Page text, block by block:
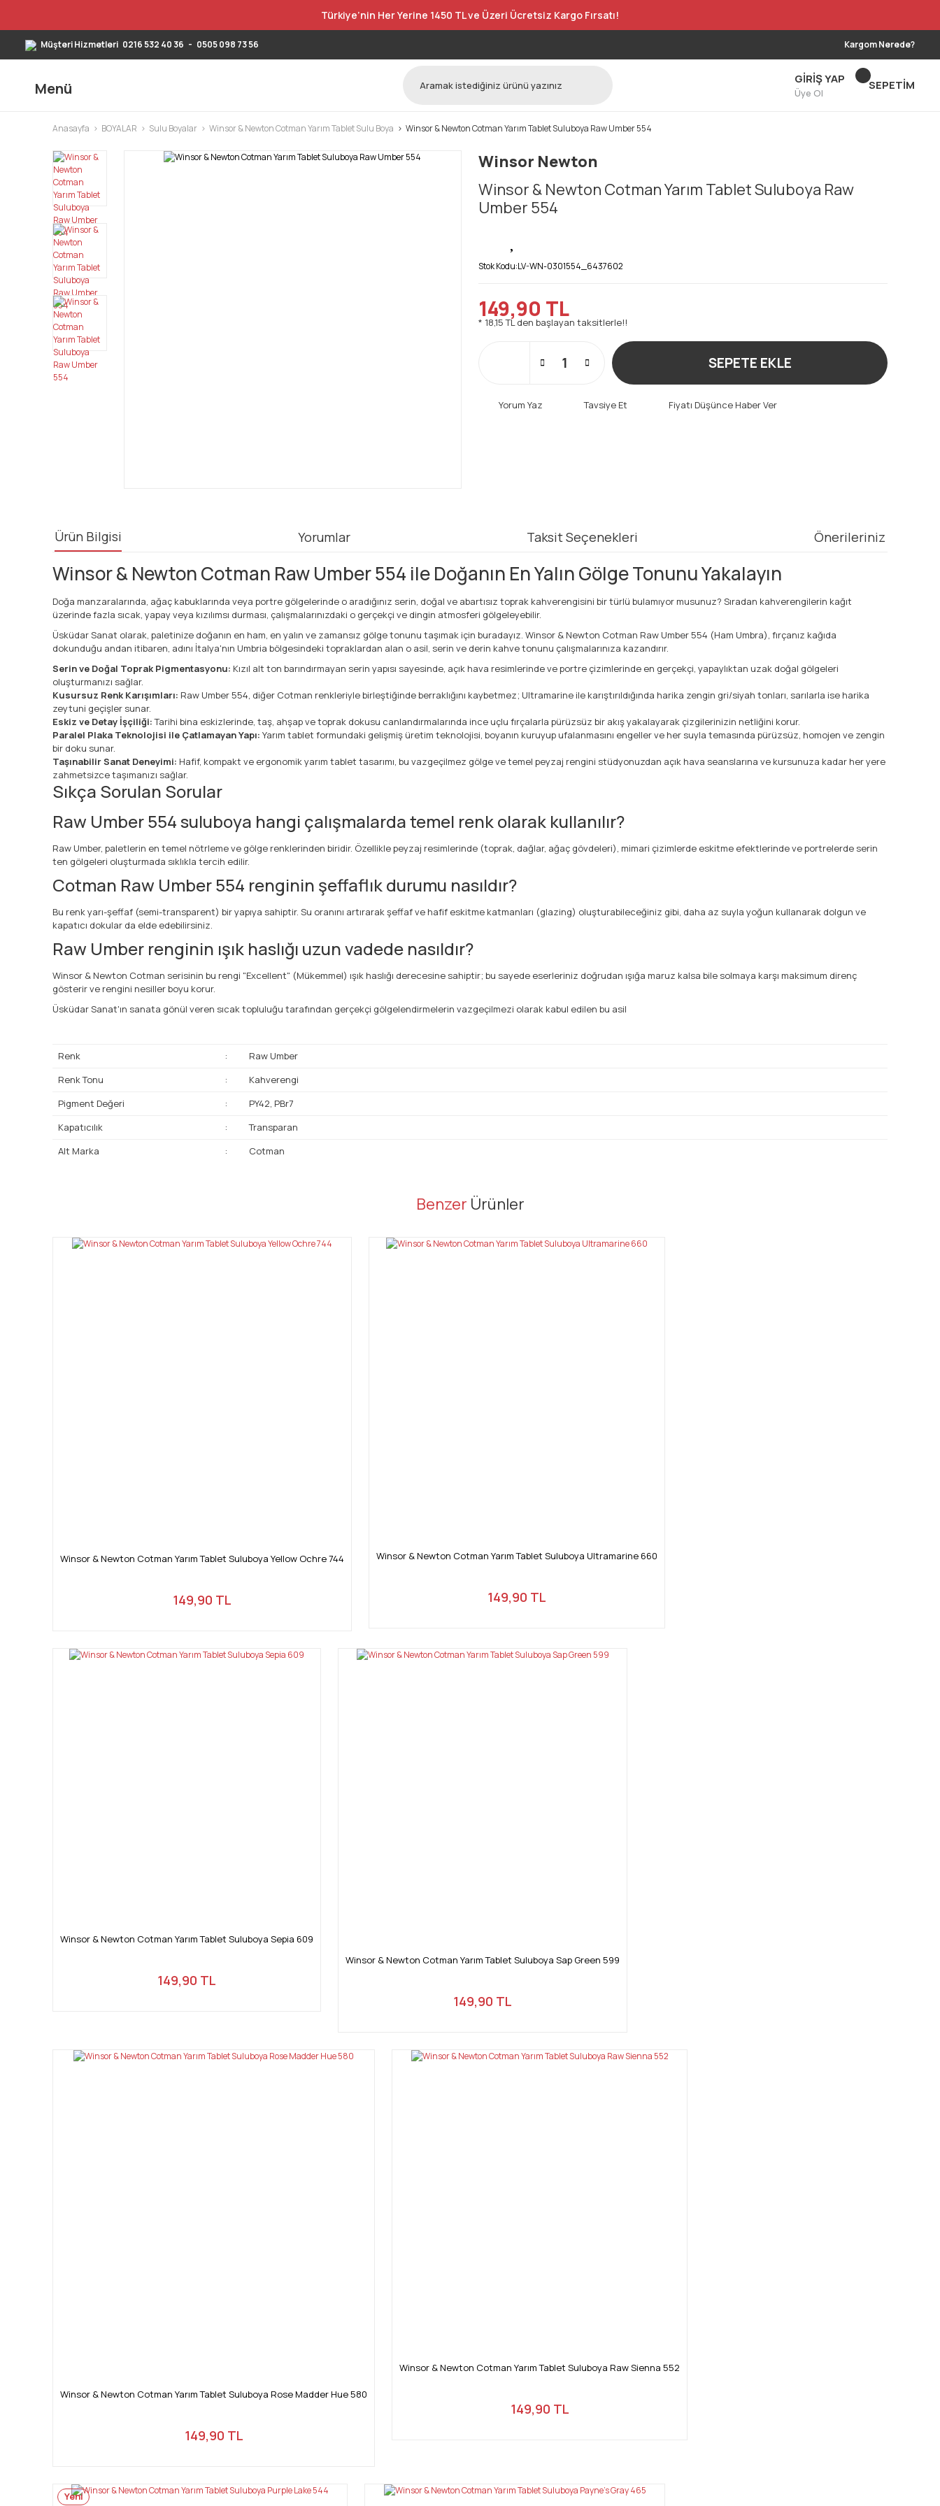
Türkiye’nin Her Yerine 1450 TL ve Üzeri Ücretsiz Kargo Fırsatı!
Müşteri Hizmetleri 0216 532 40 36 - 0505 098 73 56 Kargom Nerede?
Menü
GİRİŞ YAP
Üye Ol
SEPETİM
Anasayfa BOYALAR Sulu Boyalar Winsor & Newton Cotman Yarım Tablet Sulu Boya Winsor & Newton Cotman Yarım Tablet Suluboya Raw Umber 554
Winsor Newton
Winsor & Newton Cotman Yarım Tablet Suluboya Raw
Umber 554
Stok Kodu:LV-WN-0301554_6437602
149,90 TL
* 18,15 TL den başlayan taksitlerle!!
SEPETE EKLE
Yorum Yaz Tavsiye Et Fiyatı Düşünce Haber Ver
Ürün Bilgisi Yorumlar Taksit Seçenekleri Önerileriniz
Winsor & Newton Cotman Raw Umber 554 ile Doğanın En Yalın Gölge Tonunu Yakalayın
Doğa manzaralarında, ağaç kabuklarında veya portre gölgelerinde o aradığınız serin, doğal ve abartısız toprak kahverengisini bir türlü bulamıyor musunuz? Sıradan kahverengilerin kağıt
üzerinde fazla sıcak, yapay veya kızılımsı durması, çalışmalarınızdaki o gerçekçi ve dingin atmosferi gölgeleyebilir.
Üsküdar Sanat olarak, paletinize doğanın en ham, en yalın ve zamansız gölge tonunu taşımak için buradayız. Winsor & Newton Cotman Raw Umber 554 (Ham Umbra), fırçanız kağıda
dokunduğu andan itibaren, adını İtalya'nın Umbria bölgesindeki topraklardan alan o asil, serin ve derin kahve tonunu çalışmalarınıza kazandırır.
Serin ve Doğal Toprak Pigmentasyonu: Kızıl alt ton barındırmayan serin yapısı sayesinde, açık hava resimlerinde ve portre çizimlerinde en gerçekçi, yapaylıktan uzak doğal gölgeleri
oluşturmanızı sağlar.
Kusursuz Renk Karışımları: Raw Umber 554, diğer Cotman renkleriyle birleştiğinde berraklığını kaybetmez; Ultramarine ile karıştırıldığında harika zengin gri/siyah tonları, sarılarla ise harika
zeytuni geçişler sunar.
Eskiz ve Detay İşçiliği:Tarihi bina eskizlerinde, taş, ahşap ve toprak dokusu canlandırmalarında ince uçlu fırçalarla pürüzsüz bir akış yakalayarak çizgilerinizin netliğini korur.
Paralel Plaka Teknolojisi ile Çatlamayan Yapı: Yarım tablet formundaki gelişmiş üretim teknolojisi, boyanın kuruyup ufalanmasını engeller ve her suyla temasında pürüzsüz, homojen ve zengin
bir doku sunar.
Taşınabilir Sanat Deneyimi: Hafif, kompakt ve ergonomik yarım tablet tasarımı, bu vazgeçilmez gölge ve temel peyzaj rengini stüdyonuzdan açık hava seanslarına ve kursunuza kadar her yere
zahmetsizce taşımanızı sağlar.
Sıkça Sorulan Sorular
Raw Umber 554 suluboya hangi çalışmalarda temel renk olarak kullanılır?
Raw Umber, paletlerin en temel nötrleme ve gölge renklerinden biridir. Özellikle peyzaj resimlerinde (toprak, dağlar, ağaç gövdeleri), mimari çizimlerde eskitme efektlerinde ve portrelerde serin
ten gölgeleri oluşturmada sıklıkla tercih edilir.
Cotman Raw Umber 554 renginin şeffaflık durumu nasıldır?
Bu renk yarı-şeffaf (semi-transparent) bir yapıya sahiptir. Su oranını artırarak şeffaf ve hafif eskitme katmanları (glazing) oluşturabileceğiniz gibi, daha az suyla yoğun kullanarak dolgun ve
kapatıcı dokular da elde edebilirsiniz.
Raw Umber renginin ışık haslığı uzun vadede nasıldır?
Winsor & Newton Cotman serisinin bu rengi "Excellent" (Mükemmel) ışık haslığı derecesine sahiptir; bu sayede eserleriniz doğrudan ışığa maruz kalsa bile solmaya karşı maksimum direnç
gösterir ve rengini nesiller boyu korur.
Üsküdar Sanat'ın sanata gönül veren sıcak topluluğu tarafından gerçekçi gölgelendirmelerin vazgeçilmezi olarak kabul edilen bu asil
Renk :
Raw Umber
Renk Tonu
:
Kahverengi
Pigment Değeri
:
PY42, PBr7
Kapatıcılık
:
Transparan
Alt Marka
: Cotman
Bu ürünün fiyat bilgisi, resim, ürün açıklamalarında ve diğer konularda yetersiz gördüğünüz noktaları öneri formunu kullanarak tarafımıza iletebilirsiniz.
Ürün resmi kalitesiz, bozuk veya görüntülenemiyor.
Benzer Ürünler
Winsor & Newton Cotman Yarım Tablet Suluboya Yellow Ochre 744
149,90 TL
Winsor & Newton Cotman Yarım Tablet Suluboya Ultramarine 660
149,90 TL
Winsor & Newton Cotman Yarım Tablet Suluboya Sepia 609
149,90 TL
Winsor & Newton Cotman Yarım Tablet Suluboya Sap Green 599
149,90 TL
Winsor & Newton Cotman Yarım Tablet Suluboya Rose Madder Hue 580
149,90 TL
Winsor & Newton Cotman Yarım Tablet Suluboya Raw Sienna 552
149,90 TL
Yeni